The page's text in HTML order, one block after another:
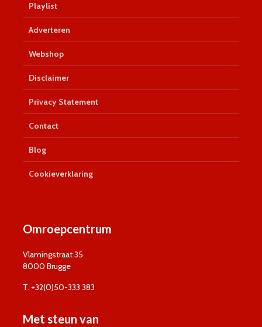
Playlist
Adverteren
Webshop
Disclaimer
Privacy Statement
Contact
Blog
Cookieverklaring
Omroepcentrum
Vlamingstraat 35
8000 Brugge
T. +32(0)50-333 383
Met steun van